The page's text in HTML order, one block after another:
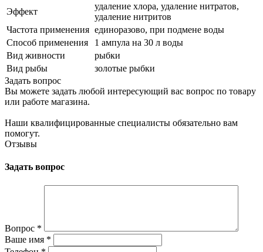
Эффект
удаление хлора, удаление нитратов,
удаление нитритов
Частота применения единоразово, при подмене воды
Способ применения
1 ампула на 30 л воды
Вид живности
рыбки
Вид рыбы
золотые рыбки
Задать вопрос
Вы можете задать любой интересующий вас вопрос по товару
или работе магазина.
Наши квалифицированные специалисты обязательно вам
помогут.
Отзывы
Задать вопрос
Вопрос *
Ваше имя *